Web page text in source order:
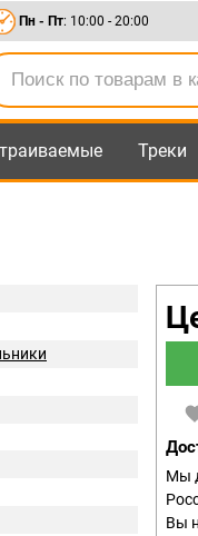
Пн - Пт: 10:00 - 20:00
Треки
Мы
Вы